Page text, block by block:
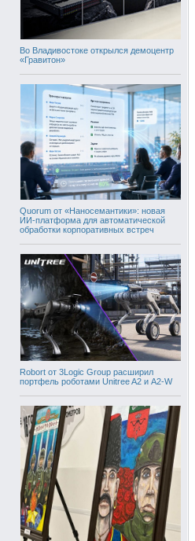
Во Владивостоке открылся демоцентр
«Гравитон»
Quorum от «Наносемантики»: новая
ИИ-платформа для автоматической
обработки корпоративных встреч
Robort от 3Logic Group расширил
портфель роботами Unitree A2 и A2-W